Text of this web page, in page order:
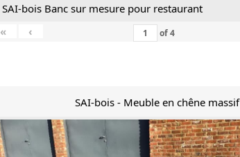
SAI-bois Banc sur mesure pour restaurant
«
‹ of4
SAI-bois - Meuble en chêne massif